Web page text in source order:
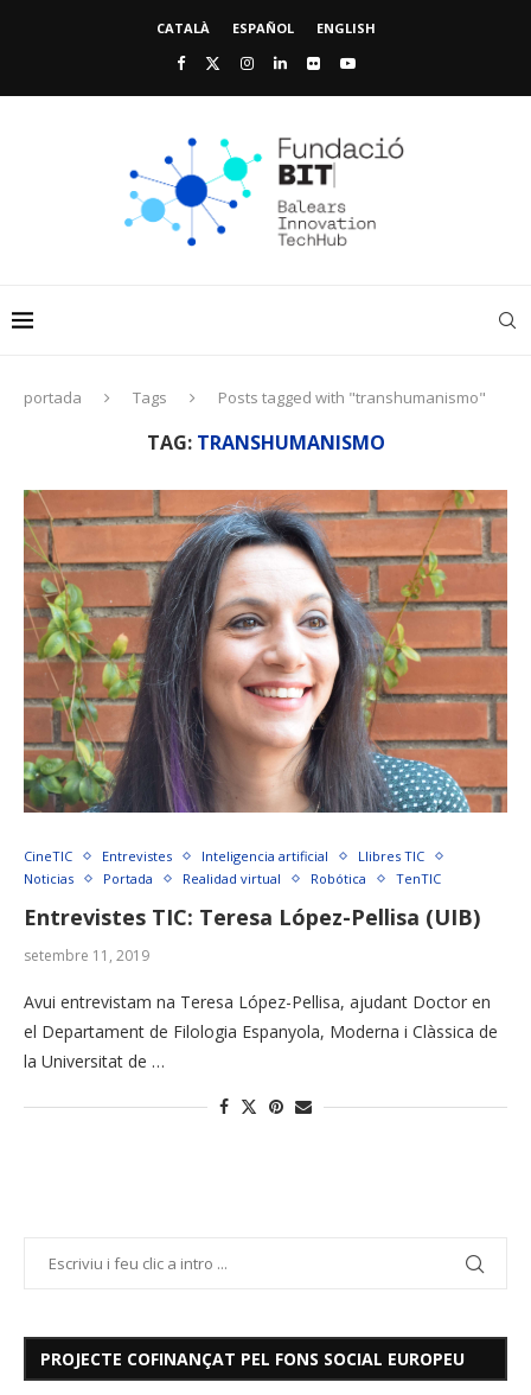
CATALÀ ESPAÑOL ENGLISH
portada Tags Posts tagged with "transhumanismo"
TAG: TRANSHUMANISMO
CineTIC Entrevistes Inteligencia artificial
Llibres TIC
Noticias
Portada Realidad virtual Robótica TenTIC
Entrevistes TIC: Teresa López-Pellisa (UIB)
setembre 11, 2019
Avui entrevistam na Teresa López-Pellisa, ajudant Doctor en
el Departament de Filologia Espanyola, Moderna i Clàssica de
la Universitat de …
PROJECTE COFINANÇAT PEL FONS SOCIAL EUROPEU